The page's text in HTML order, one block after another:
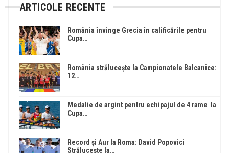
ARTICOLE RECENTE
România învinge Grecia în calificările pentru
Cupa…
România strălucește la Campionatele Balcanice:
12…
Medalie de argint pentru echipajul de 4 rame la
Cupa…
Record și Aur la Roma: David Popovici
Strălucește la…